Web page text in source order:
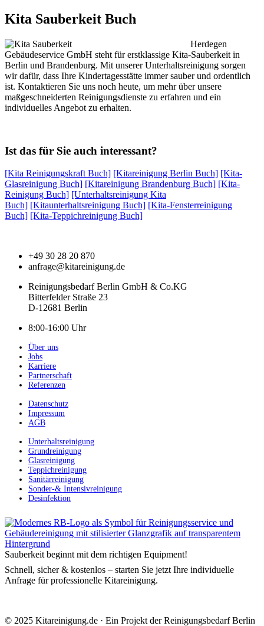
Kita Sauberkeit Buch
Herdegen
Gebäudeservice GmbH steht für erstklassige Kita-Sauberkeit in
Berlin und Brandenburg. Mit unserer Unterhaltsreinigung sorgen
wir dafür, dass Ihre Kindertagesstätte immer sauber und ordentlich
ist. Kontaktieren Sie uns noch heute, um mehr über unsere
maßgeschneiderten Reinigungsdienste zu erfahren und ein
individuelles Angebot zu erhalten.
Ist das für Sie auch interessant?
[Kita Reinigungskraft Buch] [Kitareinigung Berlin Buch] [Kita-
Glasreinigung Buch] [Kitareinigung Brandenburg Buch] [Kita-
Reinigung Buch] [Unterhaltsreinigung Kita
Buch] [Kitaunterhaltsreinigung Buch] [Kita-Fensterreinigung
Buch] [Kita-Teppichreinigung Buch]
+49 30 28 20 870
anfrage@kitareinigung.de
Reinigungsbedarf Berlin GmbH & Co.KG
Bitterfelder Straße 23
D-12681 Berlin
8:00-16:00 Uhr
Über uns
Jobs
Karriere
Partnerschaft
Referenzen
Datenschutz
Impressum
AGB
Unterhaltsreinigung
Grundreinigung
Glasreinigung
Teppichreinigung
Sanitärreinigung
Sonder-& Intensivreinigung
Desinfektion
Sauberkeit beginnt mit dem richtigen Equipment!
Schnell, sicher & kostenlos – starten Sie jetzt Ihre individuelle
Anfrage für professionelle Kitareinigung.
© 2025 Kitareinigung.de · Ein Projekt der Reinigungsbedarf Berlin